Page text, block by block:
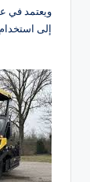
ويعتمد في
إلى